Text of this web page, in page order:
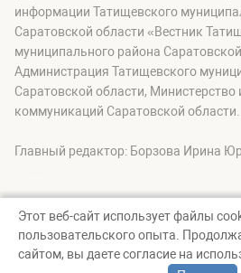
информации Татищевского
Саратовской области «Вестник
муниципального района
Администрация Татищевского
Саратовской области,
коммуникаций Саратовской области.
Главный редактор: Борзова Ирина
© Вестник Татищевского
Создание сайта — nopreset
Этот веб-сайт использует файлы
пользовательского опыта.
сайтом, вы даете согласие на